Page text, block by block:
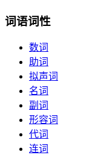
词语词性
数词
助词
拟声词
名词
副词
形容词
代词
连词